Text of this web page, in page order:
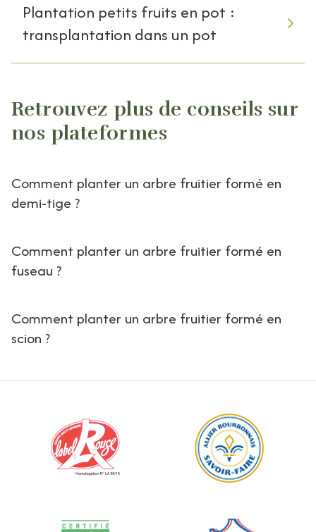
Plantation petits fruits en pot :
transplantation dans un pot
Retrouvez plus de conseils sur
nos plateformes
Comment planter un arbre fruitier formé en
demi-tige ?
Comment planter un arbre fruitier formé en
fuseau ?
Comment planter un arbre fruitier formé en
scion ?